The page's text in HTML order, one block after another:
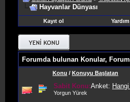
Hayvanlar Dünyası
Kayıt ol Yardım
Forumda bulunan Konular,
Konu / Konuyu Başlatan
Sabit Konu:Anket:
Yorgun Yürek